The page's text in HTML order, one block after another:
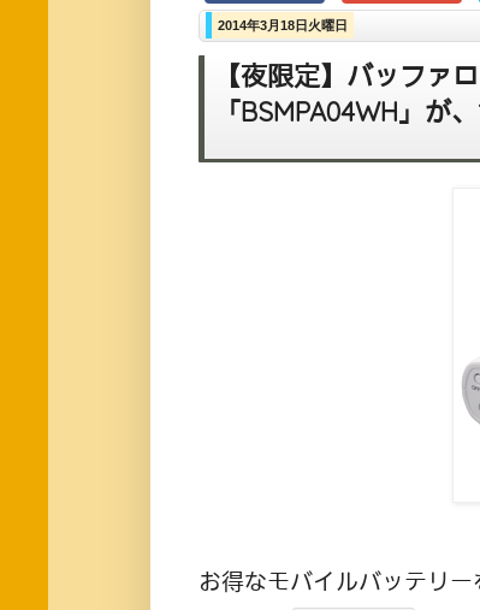
2014年3月18日火曜日
【夜限定】バッファ
「BSMPA04WH」が
お得なモバイルバッテリー